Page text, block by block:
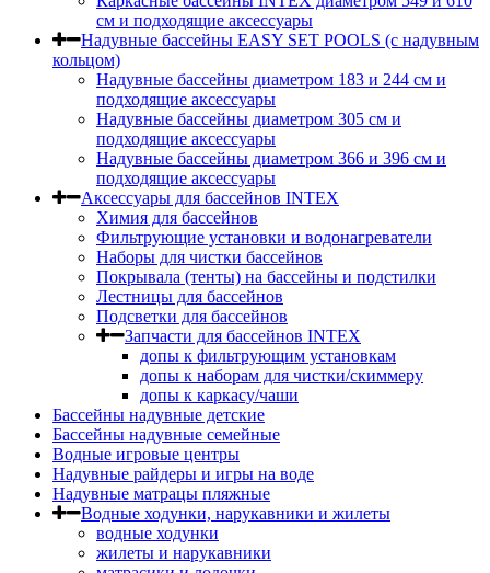
см и подходящие аксессуары
Надувные бассейны EASY SET POOLS (с надувным
кольцом)
Надувные бассейны диаметром 183 и 244 см и
подходящие аксессуары
Надувные бассейны диаметром 305 см и
подходящие аксессуары
Надувные бассейны диаметром 366 и 396 см и
подходящие аксессуары
Аксессуары для бассейнов INTEX
Химия для бассейнов
Фильтрующие установки и водонагреватели
Наборы для чистки бассейнов
Покрывала (тенты) на бассейны и подстилки
Лестницы для бассейнов
Подсветки для бассейнов
Запчасти для бассейнов INTEX
допы к фильтрующим установкам
допы к наборам для чистки/скиммеру
допы к каркасу/чаши
Бассейны надувные детские
Бассейны надувные семейные
Водные игровые центры
Надувные райдеры и игры на воде
Надувные матрацы пляжные
Водные ходунки, нарукавники и жилеты
водные ходунки
жилеты и нарукавники